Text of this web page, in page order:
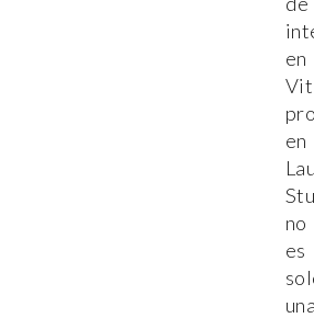
en
en
no
es